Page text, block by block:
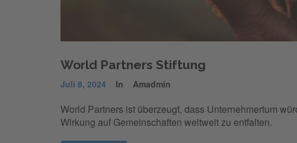
World Partners Stiftung
Juli 8, 2024 In Amadmin
World Partners ist überzeugt, dass Unternehmertum
Wirkung auf Gemeinschaften weltweit zu entfalten.